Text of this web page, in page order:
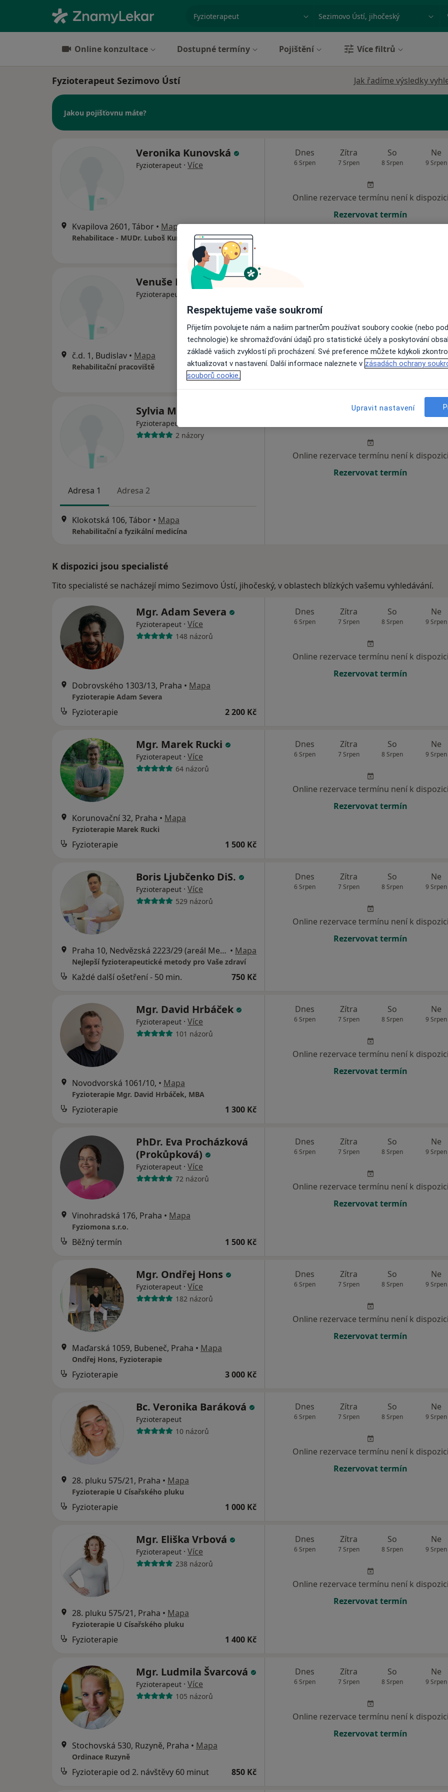
Město nebo region
Online konzultace Dostupné termíny Pojištění Více filtrů
Fyzioterapeut Sezimovo Ústí Jak řadíme výsledky
Jakou pojišťovnu máte?
Veronika Kunovská
Fyzioterapeut · Více
Kvapilova 2601, Tábor • Mapa
Rehabilitace - MUDr. Luboš Kunovský
Dnes
6 Srpen
Zítra
7 Srpen
So
8 Srpen
Ne
9 Srpen
Online rezervace termínu není k dispozici
Rezervovat termín
Venuše Kratochvílová
Fyzioterapeut
č.d. 1, Budislav • Mapa
Rehabilitační pracoviště
Online rezervace termínu není k
Rezervovat termín
Sylvia Musilová
Fyzioterapeut, Internista
2 názory
Adresa 1 Adresa 2
Klokotská 106, Tábor • Mapa
Rehabilitační a fyzikální medicína
Zítra So
Online rezervace termínu není k dispozici
Rezervovat termín
K dispozici jsou specialisté
Tito specialisté se nacházejí mimo Sezimovo Ústí, jihočeský, v oblastech blízkých vašemu vyhledávání.
Mgr. Adam Severa
Fyzioterapeut · Více
148 názorů
Dobrovského 1303/13, Praha • Mapa
Fyzioterapie Adam Severa
Fyzioterapie 2 200 Kč
Dnes
6 Srpen
Zítra
7 Srpen
So
8 Srpen
Ne
9 Srpen
Online rezervace termínu není k dispozici
Rezervovat termín
Mgr. Marek Rucki
Fyzioterapeut · Více
64 názorů
Korunovační 32, Praha • Mapa
Fyzioterapie Marek Rucki
Fyzioterapie 1 500 Kč
Dnes
6 Srpen
Zítra
7 Srpen
So
8 Srpen
Ne
9 Srpen
Online rezervace termínu není k dispozici
Rezervovat termín
Boris Ljubčenko DiS.
Fyzioterapeut · Více
529 názorů
Praha 10, Nedvězská 2223/29 (areál Medicentrum - Skalka, 2. patro), Praha • Mapa
Nejlepší fyzioterapeutické metody pro Vaše zdraví
Každé další ošetření - 50 min. 750 Kč
Dnes
6 Srpen
Zítra
7 Srpen
So
8 Srpen
Ne
9 Srpen
Online rezervace termínu není k dispozici
Rezervovat termín
Mgr. David Hrbáček
Fyzioterapeut · Více
101 názorů
Novodvorská 1061/10, • Mapa
Fyzioterapie Mgr. David Hrbáček, MBA
Fyzioterapie 1 300 Kč
Dnes
6 Srpen
Zítra
7 Srpen
So
8 Srpen
Ne
9 Srpen
Online rezervace termínu není k dispozici
Rezervovat termín
PhDr. Eva Procházková
(Prokůpková)
Fyzioterapeut · Více
72 názorů
Vinohradská 176, Praha • Mapa
Fyziomona s.r.o.
Běžný termín 1 500 Kč
Dnes
6 Srpen
Zítra
7 Srpen
So
8 Srpen
Ne
9 Srpen
Online rezervace termínu není k dispozici
Rezervovat termín
Mgr. Ondřej Hons
Fyzioterapeut · Více
182 názorů
Maďarská 1059, Bubeneč, Praha • Mapa
Ondřej Hons, Fyzioterapie
Fyzioterapie 3 000 Kč
Dnes
6 Srpen
Zítra
7 Srpen
So
8 Srpen
Ne
9 Srpen
Online rezervace termínu není k dispozici
Rezervovat termín
Bc. Veronika Baráková
Fyzioterapeut
10 názorů
28. pluku 575/21, Praha • Mapa
Fyzioterapie U Císařského pluku
Fyzioterapie 1 000 Kč
Dnes
6 Srpen
Zítra
7 Srpen
So
8 Srpen
Ne
9 Srpen
Online rezervace termínu není k dispozici
Rezervovat termín
Mgr. Eliška Vrbová
Fyzioterapeut · Více
238 názorů
28. pluku 575/21, Praha • Mapa
Fyzioterapie U Císařského pluku
Fyzioterapie 1 400 Kč
Dnes
6 Srpen
Zítra
7 Srpen
So
8 Srpen
Ne
9 Srpen
Online rezervace termínu není k dispozici
Rezervovat termín
Mgr. Ludmila Švarcová
Fyzioterapeut · Více
105 názorů
Stochovská 530, Ruzyně, Praha • Mapa
Ordinace Ruzyně
Fyzioterapie od 2. návštěvy 60 minut 850 Kč
Dnes
6 Srpen
Zítra
7 Srpen
So
8 Srpen
Ne
9 Srpen
Online rezervace termínu není k dispozici
Rezervovat termín
Respektujeme vaše soukromí
Přijetím povolujete nám a našim partnerům používat soubory cookie (nebo
technologie) ke shromažďování údajů pro statistické účely a poskytování
základě vašich zvyklostí při procházení. Své preference můžete kdykoli
aktualizovat v nastavení. Další informace naleznete v zásadách ochrany
souborů cookie.
Upravit nastavení